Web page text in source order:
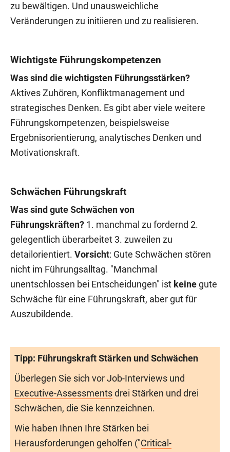
zu bewältigen. Und unausweichliche
Veränderungen zu initiieren und zu realisieren.
Wichtigste Führungskompetenzen
Was sind die wichtigsten Führungsstärken?
Aktives Zuhören, Konfliktmanagement und
strategisches Denken. Es gibt aber viele weitere
Führungskompetenzen, beispielsweise
Ergebnisorientierung, analytisches Denken und
Motivationskraft.
Schwächen Führungskraft
Was sind gute Schwächen von
Führungskräften? 1. manchmal zu fordernd 2.
gelegentlich überarbeitet 3. zuweilen zu
detailorientiert. Vorsicht: Gute Schwächen stören
nicht im Führungsalltag. "Manchmal
unentschlossen bei Entscheidungen" ist keine gute
Schwäche für eine Führungskraft, aber gut für
Auszubildende.
Tipp: Führungskraft Stärken und Schwächen
Überlegen Sie sich vor Job-Interviews und
Executive-Assessments drei Stärken und drei
Schwächen, die Sie kennzeichnen.
Wie haben Ihnen Ihre Stärken bei
Herausforderungen geholfen ("Critical-